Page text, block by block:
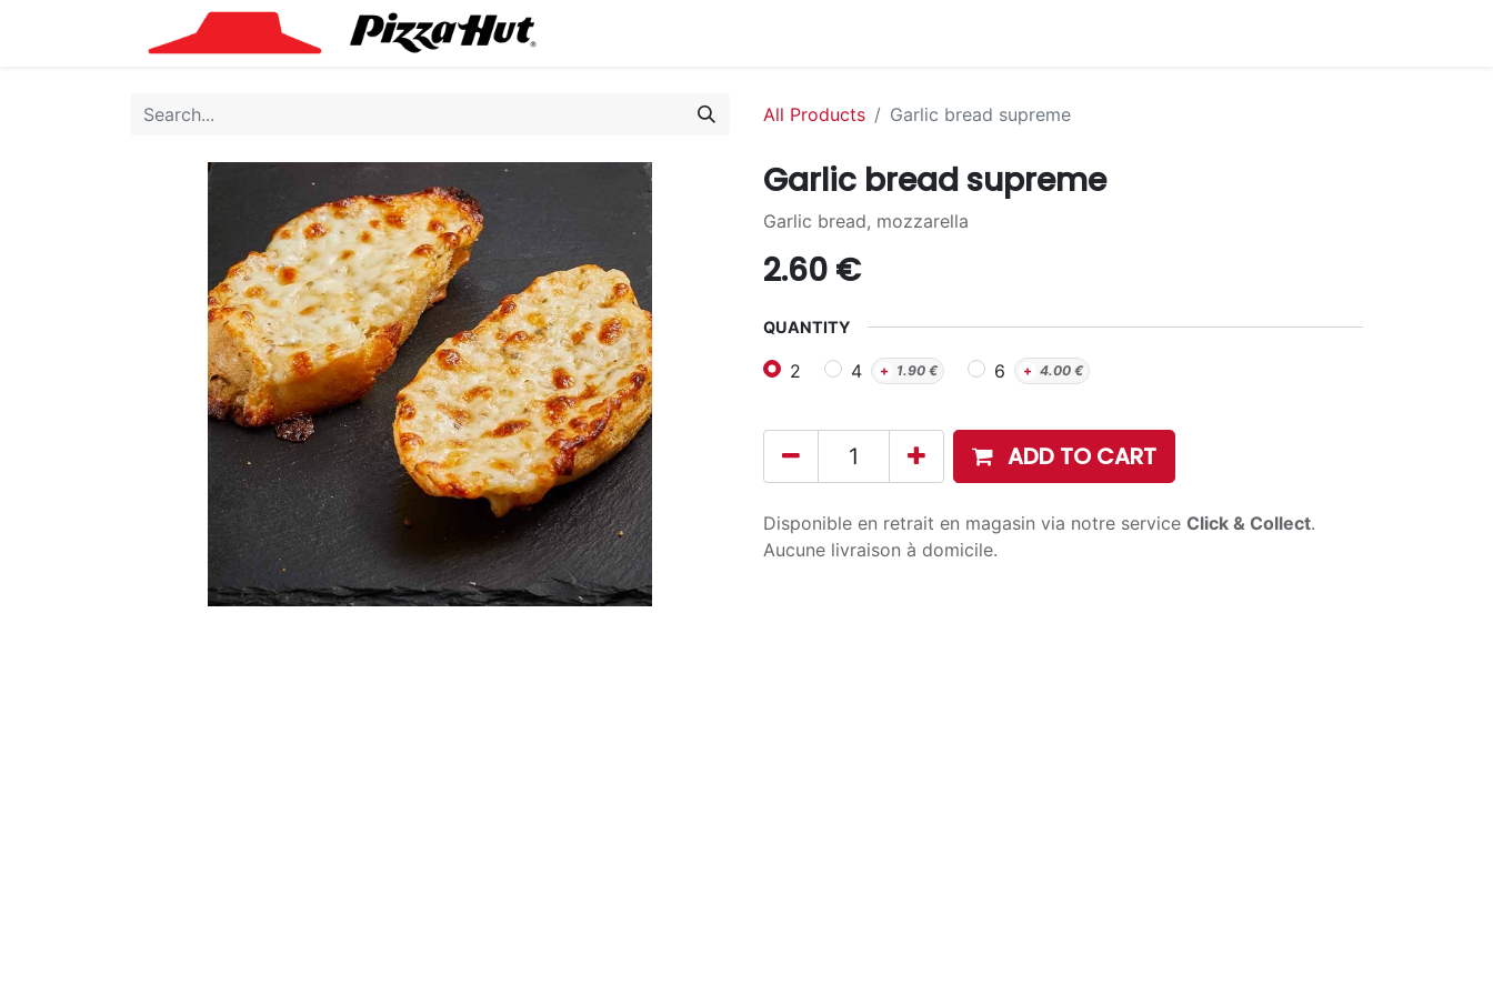
All Products Garlic bread supreme
Garlic bread supreme
Garlic bread, mozzarella
2.60 €
QUANTITY
2 4 + 1.90 € 6 + 4.00€
ADD TO CART
Disponible en retrait en magasin via notre service Click & Collect.
Aucune livraison à domicile.